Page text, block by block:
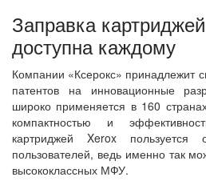
Заправка
доступна каждому
Компании «Ксерокс» принадлежит
патентов на инновационные
широко применяется в 160
компактностью и
картриджей Xerox
пользователей, ведь именно так
высококлассных МФУ.